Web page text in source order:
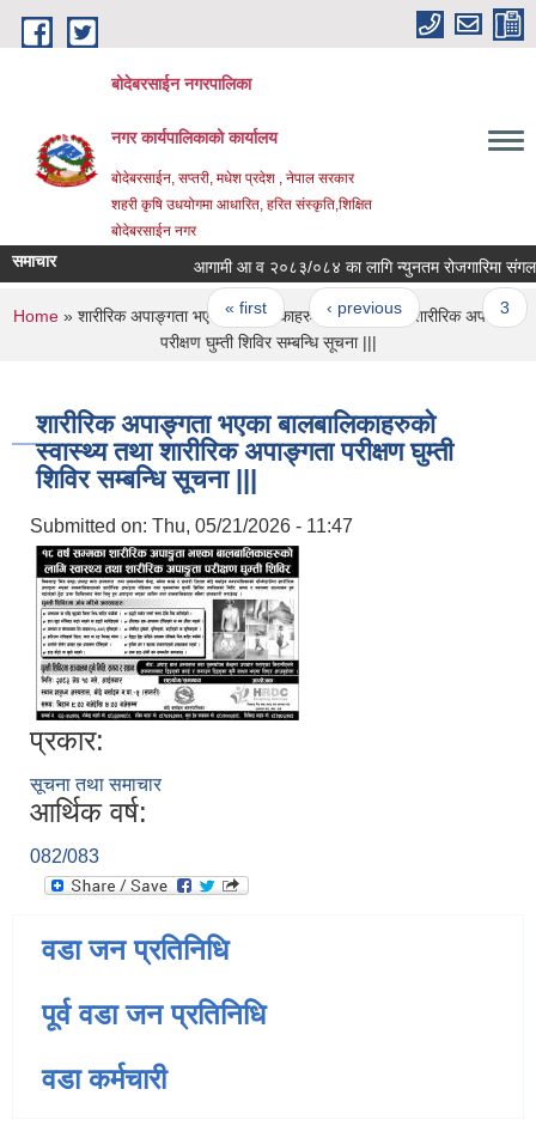
Skip to main content
बोदेबरसाईन नगरपालिका
नगर कार्यपालिकाको कार्यालय
बोदेबरसाईन, सप्तरी, मधेश प्रदेश , नेपाल सरकार
शहरी कृषि उधयोगमा आधारित, हरित संस्कृति,शिक्षित
बोदेबरसाईन नगर
समाचार आगामी आ व २०८३/०८४ का लागि न्युनतम रोजगारिमा संगलन
Pages
« first ‹ previous … 3
You are here
Home » शारीरिक अपाङ्गता भएका बालबालिकाहरुको स्वास्थ्य तथा शारीरिक अपाङ्गता
परीक्षण घुम्ती शिविर सम्बन्धि सूचना |||
शारीरिक अपाङ्गता भएका बालबालिकाहरुको
स्वास्थ्य तथा शारीरिक अपाङ्गता परीक्षण घुम्ती
शिविर सम्बन्धि सूचना |||
Submitted on: Thu, 05/21/2026 - 11:47
प्रकार:
सूचना तथा समाचार
आर्थिक वर्ष:
082/083
वडा जन प्रतिनिधि
पूर्व वडा जन प्रतिनिधि
वडा कर्मचारी